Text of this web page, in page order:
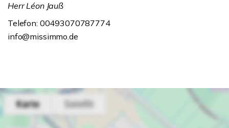
Herr Léon Jauß
Telefon: 00493070787774
info@missimmo.de